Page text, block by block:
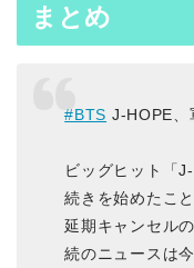
まとめ
#BTS J-HOPE、
ビッグヒット「
続きを始めたこ
延期キャンセル
続のニュースは